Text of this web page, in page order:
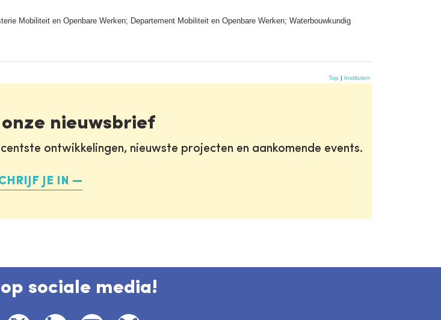
Mobiliteit en Openbare Werken; Departement Mobiliteit en Openbare Werken; Waterbouwkundig
Top | Instituten
nieuwsbrief
ontwikkelingen, nieuwste projecten en aankomende events.
JE IN
op sociale media!